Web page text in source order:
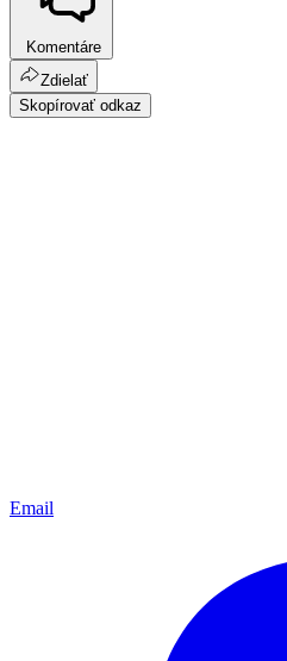
Komentáre
Zdielať
Skopírovať odkaz
Email